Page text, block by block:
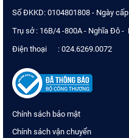
Số ĐKKD: 0104801808 - Ngày
Trụ sở : 16B/4 -800A - Nghĩa Đô -
Điện thoại : 024.6269.0072
Chính sách bảo mật
Chính sách vận chuyển